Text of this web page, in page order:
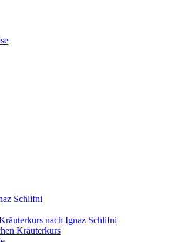
Schlifni
nach Ignaz Schlifni
Kräuterkurs